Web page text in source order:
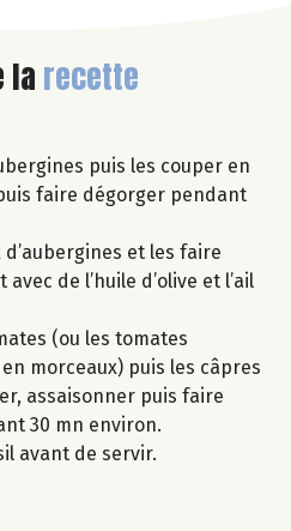
larecette
puis les couper en
faire dégorger pendant
et les faire
de l’huile d’olive et l’ail
(ou les tomates
morceaux) puis les câpres
assaisonner puis faire
30 mn environ.
avant de servir.